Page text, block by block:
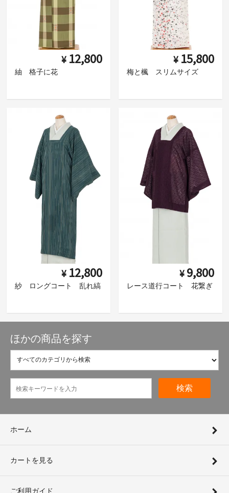
¥ 12,800
紬 格子に花
¥ 15,800
梅と楓 スリムサイズ
¥ 12,800
紗 ロングコート 乱れ縞
¥ 9,800
レース道行コート 花繋ぎ
ほかの商品を探す
検索
ホーム
カートを見る
ご利用ガイド